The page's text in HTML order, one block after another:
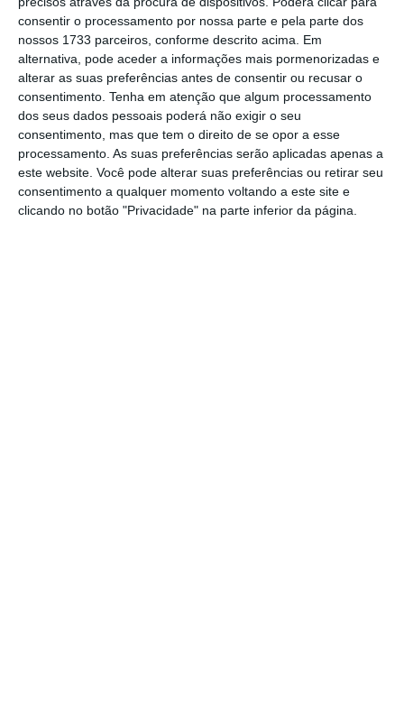
consentir o processamento por nossa parte e pela parte dos
nossos 1733 parceiros, conforme descrito acima. Em
alternativa, pode aceder a informações mais pormenorizadas e
alterar as suas preferências antes de consentir ou recusar o
consentimento. Tenha em atenção que algum processamento
dos seus dados pessoais poderá não exigir o seu
consentimento, mas que tem o direito de se opor a esse
processamento. As suas preferências serão aplicadas apenas a
este website. Você pode alterar suas preferências ou retirar seu
consentimento a qualquer momento voltando a este site e
clicando no botão "Privacidade" na parte inferior da página.
Zelensky.
A lei marcial, em vigor desde o início da
grande ofensiva russa contra a Ucrânia, em
fevereiro de 2022, proíbe a realização de
eleições nestas circunstâncias.
A Ucrâniaenfrenta bombardeamentos russos
quase diáriosque afetam todo o seu